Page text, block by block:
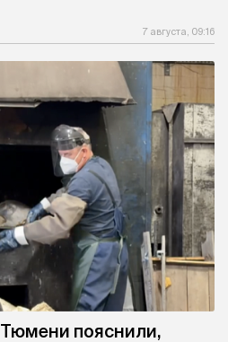
7 августа, 09:16
пояснили,